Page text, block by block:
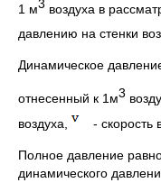
1 м3 воздуха в
давлению на стенки
Динамическое
отнесенный к 1м3
воздуха,
- скорость
Полное давление
динамического